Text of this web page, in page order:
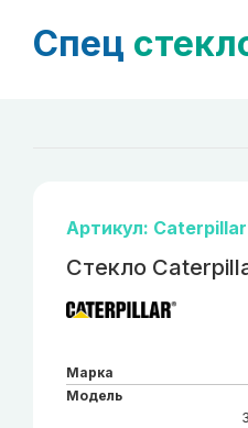
Спец
Артикул:
Стекло
Марка
Модель